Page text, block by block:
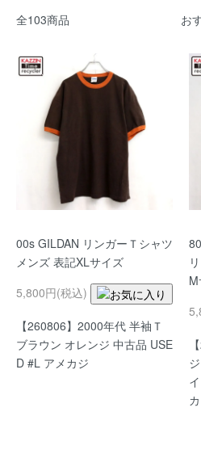
全103商品 お
00s GILDAN リンガーＴシャツ
メンズ 表記XLサイズ
5,800円(税込)
【260806】2000年代 半袖Ｔ
ブラウン オレンジ 中古品 USE
D #L アメカジ